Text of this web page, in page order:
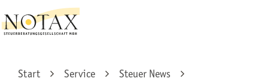
Start Service
Steuer News